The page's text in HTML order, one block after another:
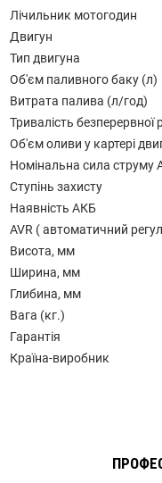
Лічильник мотогодин
Двигун
Тип двигуна
Об'єм паливного баку (л)
Витрата палива (л/год)
Тривалість безперервної
Об'єм оливи у картері
Номінальна сила струму
Ступінь захисту
Наявність АКБ
AVR ( автоматичний
Висота, мм
Ширина, мм
Глибина, мм
Вага (кг.)
Гарантія
Країна-виробник